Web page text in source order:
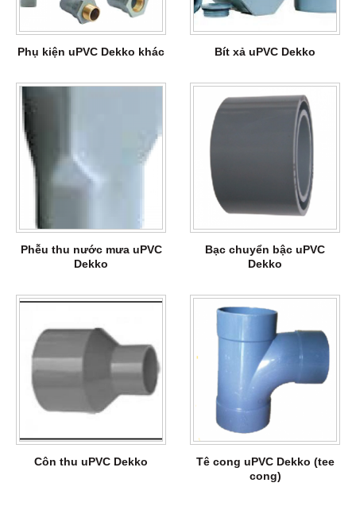
Phụ kiện uPVC Dekko khác Bít xả uPVC Dekko
Phễu thu nước mưa uPVC
Dekko
Bạc chuyển bậc uPVC
Dekko
Côn thu uPVC Dekko
Tê cong uPVC Dekko (tee
cong)